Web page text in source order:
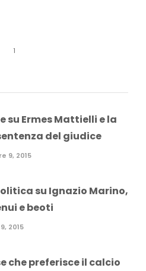
1
su Ermes Mattielli e la
del giudice
9, 2015
su Ignazio Marino,
e beoti
2015
che preferisce il calcio